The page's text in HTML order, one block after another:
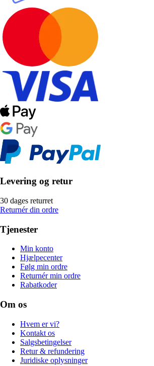
Levering og retur
30 dages returret
Returnér din ordre
Tjenester
Min konto
Hjælpecenter
Følg min ordre
Returnér min ordre
Rabatkoder
Om os
Hvem er vi?
Kontakt os
Salgsbetingelser
Retur & refundering
Juridiske oplysninger